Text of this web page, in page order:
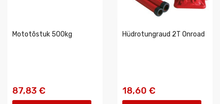
Mototõstuk 500kg
87,83 €
Hüdrotungraud 2T Onroad
18,60 €